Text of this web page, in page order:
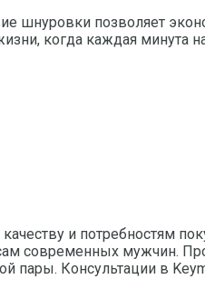
шнуровки позволяет
когда каждая минута на
и потребностям
современных мужчин.
пары. Консультации в